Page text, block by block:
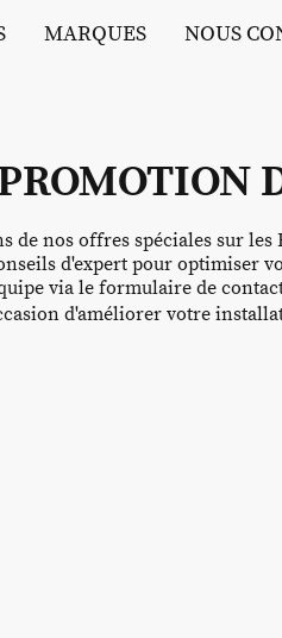
MARQUES NOUS
de nos offres spéciales sur
d'expert pour optimiser
via le formulaire de
d'améliorer votre